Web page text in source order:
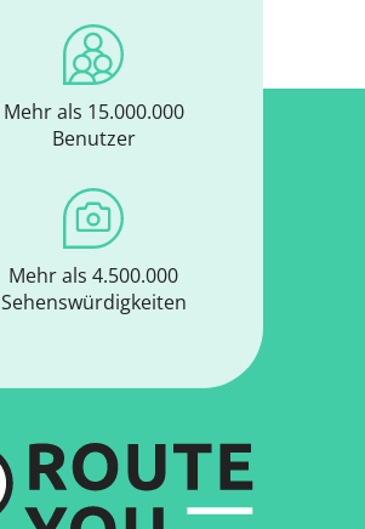
Mehr als 15.000.000
Benutzer
Mehr als 4.500.000
Sehenswürdigkeiten